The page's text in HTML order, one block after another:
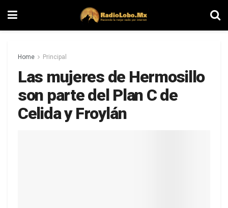
Home Principal
Las mujeres de Hermosillo
son parte del Plan C de
Celida y Froylán